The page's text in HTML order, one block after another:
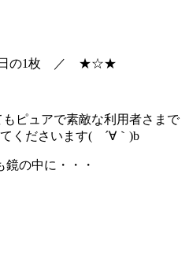
の1枚 ／ ★☆★
ピュアで素敵な利用者さまで
くださいます( ´∀｀)b
鏡の中に・・・